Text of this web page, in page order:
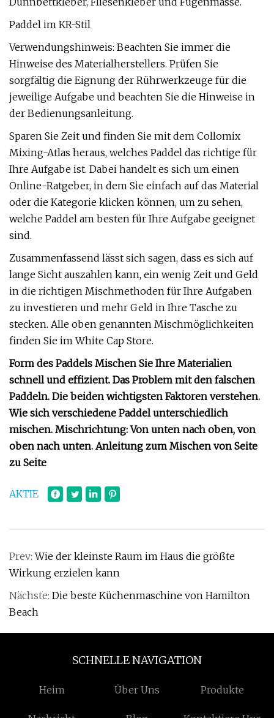
Paddel im KR-Stil
Verwendungshinweis: Beachten Sie immer die
Hinweise des Materialherstellers. Prüfen Sie
sorgfältig die Eignung der Rührwerkzeuge für die
jeweilige Aufgabe und beachten Sie die Hinweise in
der Bedienungsanleitung.
Sparen Sie Zeit und finden Sie mit dem Collomix
Mixing-Atlas heraus, welches Paddel das richtige für
Ihre Aufgabe ist. Dabei handelt es sich um einen
Online-Ratgeber, in dem Sie einfach auf das Material
oder die Kategorie klicken können, um zu sehen,
welche Paddel am besten für Ihre Aufgabe geeignet
sind.
Zusammenfassend lässt sich sagen, dass es sich auf
lange Sicht auszahlen kann, ein wenig Zeit und Geld
in die richtigen Mischmethoden für Ihre Aufgaben
zu investieren und mehr Geld in Ihre Tasche zu
stecken. Alle oben genannten Mischmöglichkeiten
finden Sie im White Cap Store.
Form des Paddels Mischen Sie Ihre Materialien
schnell und effizient. Das Problem mit den falschen
Paddeln. Die beiden wichtigsten Faktoren verstehen.
Wie sich verschiedene Paddel unterschiedlich
mischen. Mischrichtung: Von unten nach oben, von
oben nach unten. Anleitung zum Mischen von Seite
zu Seite
AKTIE
Prev:Wie der kleinste Raum im Haus die größte
Wirkung erzielen kann
Nächste: Die beste Küchenmaschine von Hamilton
Beach
SCHNELLE NAVIGATION
Heim Über Uns Produkte